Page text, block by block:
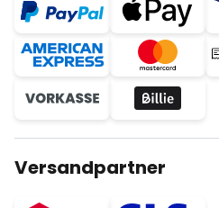
Versandpartner